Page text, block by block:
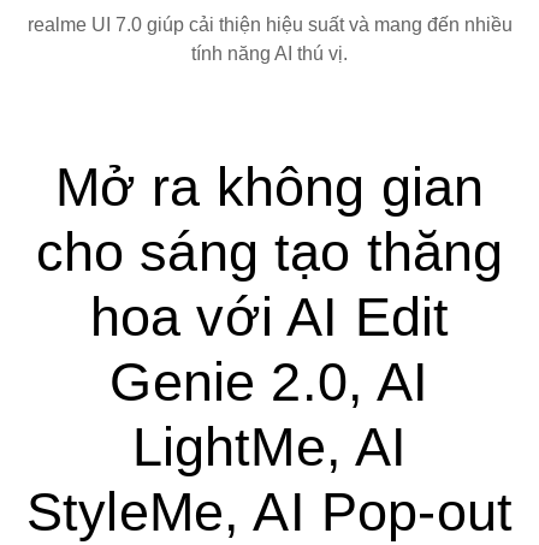
realme UI 7.0 giúp cải thiện hiệu suất và mang đến nhiều
tính năng AI thú vị.
Mở ra không gian
cho sáng tạo thăng
hoa với AI Edit
Genie 2.0, AI
LightMe, AI
StyleMe, AI Pop-out